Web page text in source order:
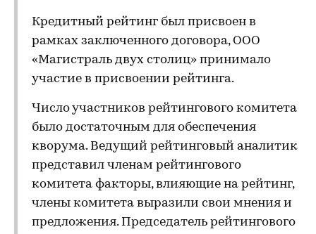
Кредитный рейтинг был присвоен в
рамках заключенного договора, ООО
«Магистраль двух столиц» принимало
участие в присвоении рейтинга.
Число участников рейтингового комитета
было достаточным для обеспечения
кворума. Ведущий рейтинговый аналитик
представил членам рейтингового
комитета факторы, влияющие на рейтинг,
члены комитета выразили свои мнения и
предложения. Председатель рейтингового